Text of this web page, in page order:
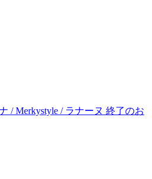
/ Merkystyle / ラナーヌ 終了のお